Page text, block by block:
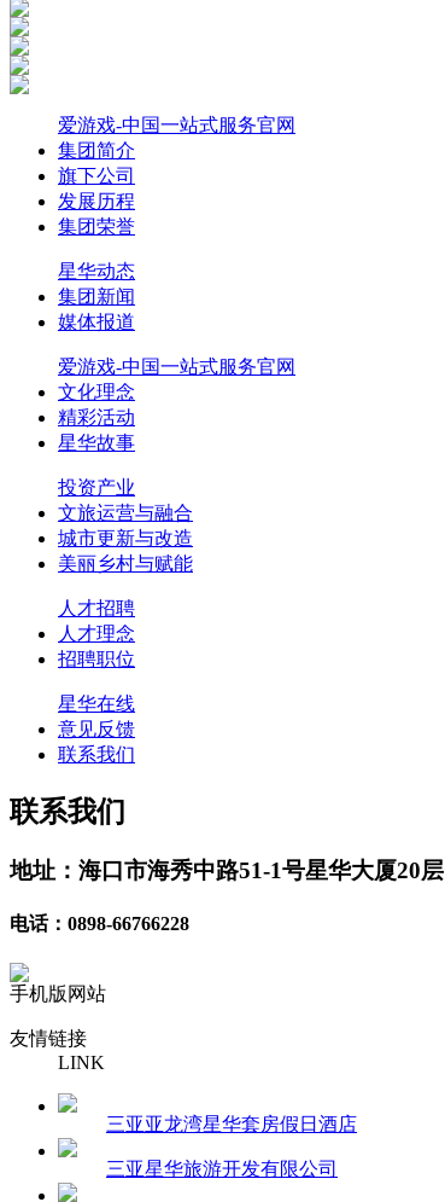
爱游戏-中国一站式服务官网
集团简介
旗下公司
发展历程
集团荣誉
星华动态
集团新闻
媒体报道
爱游戏-中国一站式服务官网
文化理念
精彩活动
星华故事
投资产业
文旅运营与融合
城市更新与改造
美丽乡村与赋能
人才招聘
人才理念
招聘职位
星华在线
意见反馈
联系我们
联系我们
地址：海口市海秀中路51-1号星华大厦20层
电话：0898-66766228
手机版网站
友情链接
LINK
三亚亚龙湾星华套房假日酒店
三亚星华旅游开发有限公司